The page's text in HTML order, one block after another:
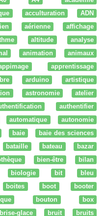
acculturation
ADN
aérienne
affichage
altitude
analyse
animation
animaux
apprentissage
arduino
artistique
astronomie
atelier
authentifier
automatique
autonomie
baie
baie des sciences
bataille bateau
bazar
bien-être
bilan
biologie bit
bleu
boites boot
booter
bouton
box
brise-glace bruit
bruits